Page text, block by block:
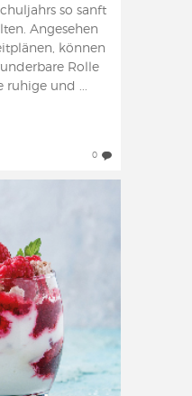
so sanft
Angesehen
können
Rolle
ruhige und ...
0